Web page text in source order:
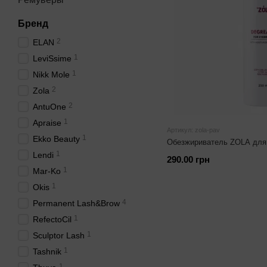
Артикул: zola-pav
Обезжириватель ZOLA
290.00 грн
Бренд
ELAN 2
LeviSsime 1
Nikk Mole 1
Zola 2
AntuOne 2
Apraise 1
Ekko Beauty 1
Lendi 1
Mar-Ko 1
Okis 1
Permanent Lash&Brow 4
RefectoCil 1
Sculptor Lash 1
Tashnik 1